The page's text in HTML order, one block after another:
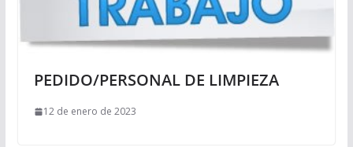
PEDIDO/PERSONAL DE LIMPIEZA
12 de enero de 2023